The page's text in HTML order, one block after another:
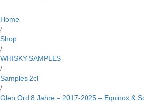
Home
/
Shop
/
WHISKY-SAMPLES
/
Samples 2cl
/
Glen Ord 8 Jahre – 2017-2025 – Equinox &